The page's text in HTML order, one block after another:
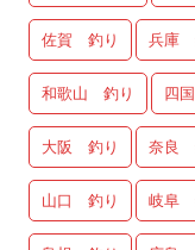
佐賀 釣り 兵庫
和歌山 釣り 四
大阪 釣り 奈良
山口 釣り 岐阜